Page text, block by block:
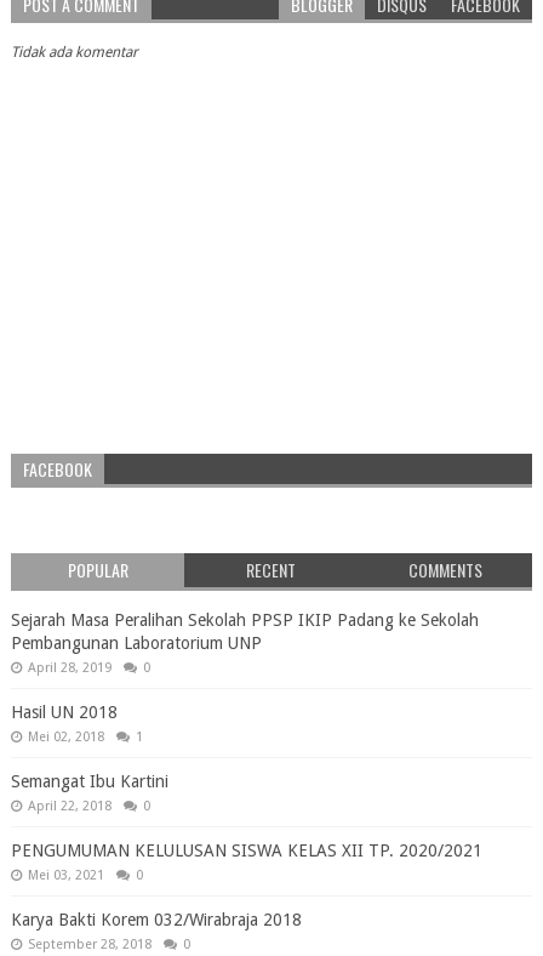
Tidak ada komentar
FACEBOOK
POPULAR RECENT COMMENTS
Sejarah Masa Peralihan Sekolah PPSP IKIP Padang ke Sekolah
Pembangunan Laboratorium UNP
April 28, 2019 0
Hasil UN 2018
Mei 02, 2018 1
Semangat Ibu Kartini
April 22, 2018 0
PENGUMUMAN KELULUSAN SISWA KELAS XII TP. 2020/2021
Mei 03, 2021 0
Karya Bakti Korem 032/Wirabraja 2018
September 28, 2018 0